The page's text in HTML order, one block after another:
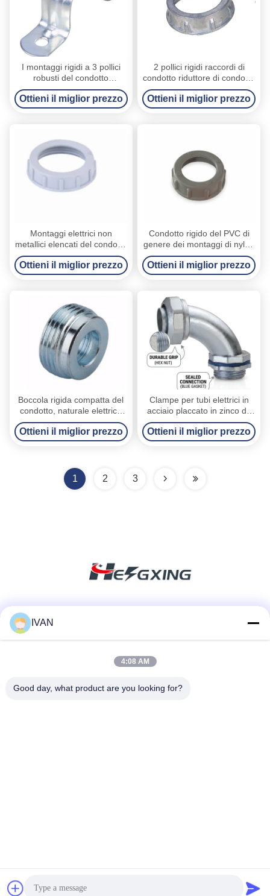
I montaggi rigidi a 3 pollici
robusti del condotto
IMC/RGD due forano i
morsetti elettrici del condotto
Ottieni il miglior prezzo
2 pollici rigidi raccordi di
condotto riduttore di condotto
protezione dalla corrosione
Ottieni il miglior prezzo
Montaggi elettrici non
metallici elencati del condotto
del PVC dell'UL, boccola di
plastica del condotto
Ottieni il miglior prezzo
Condotto rigido del PVC di
genere dei montaggi di nylon
maschii del condotto che
imbussola norma dell'UL
Ottieni il miglior prezzo
Boccola rigida compatta del
condotto, naturale elettrico
del riduttore del condotto
finito
Ottieni il miglior prezzo
Clampe per tubi elettrici in
acciaio placcato in zinco da
1/2 a 4 pollici soluzione di
fissaggio sicura
Ottieni il miglior prezzo
1 2 3
Fornitore. 2018-2026 YUYAO HENGXING PIPE CO.,LTD Tutti.
IVAN
4:08 AM
Good day, what product are you looking for?